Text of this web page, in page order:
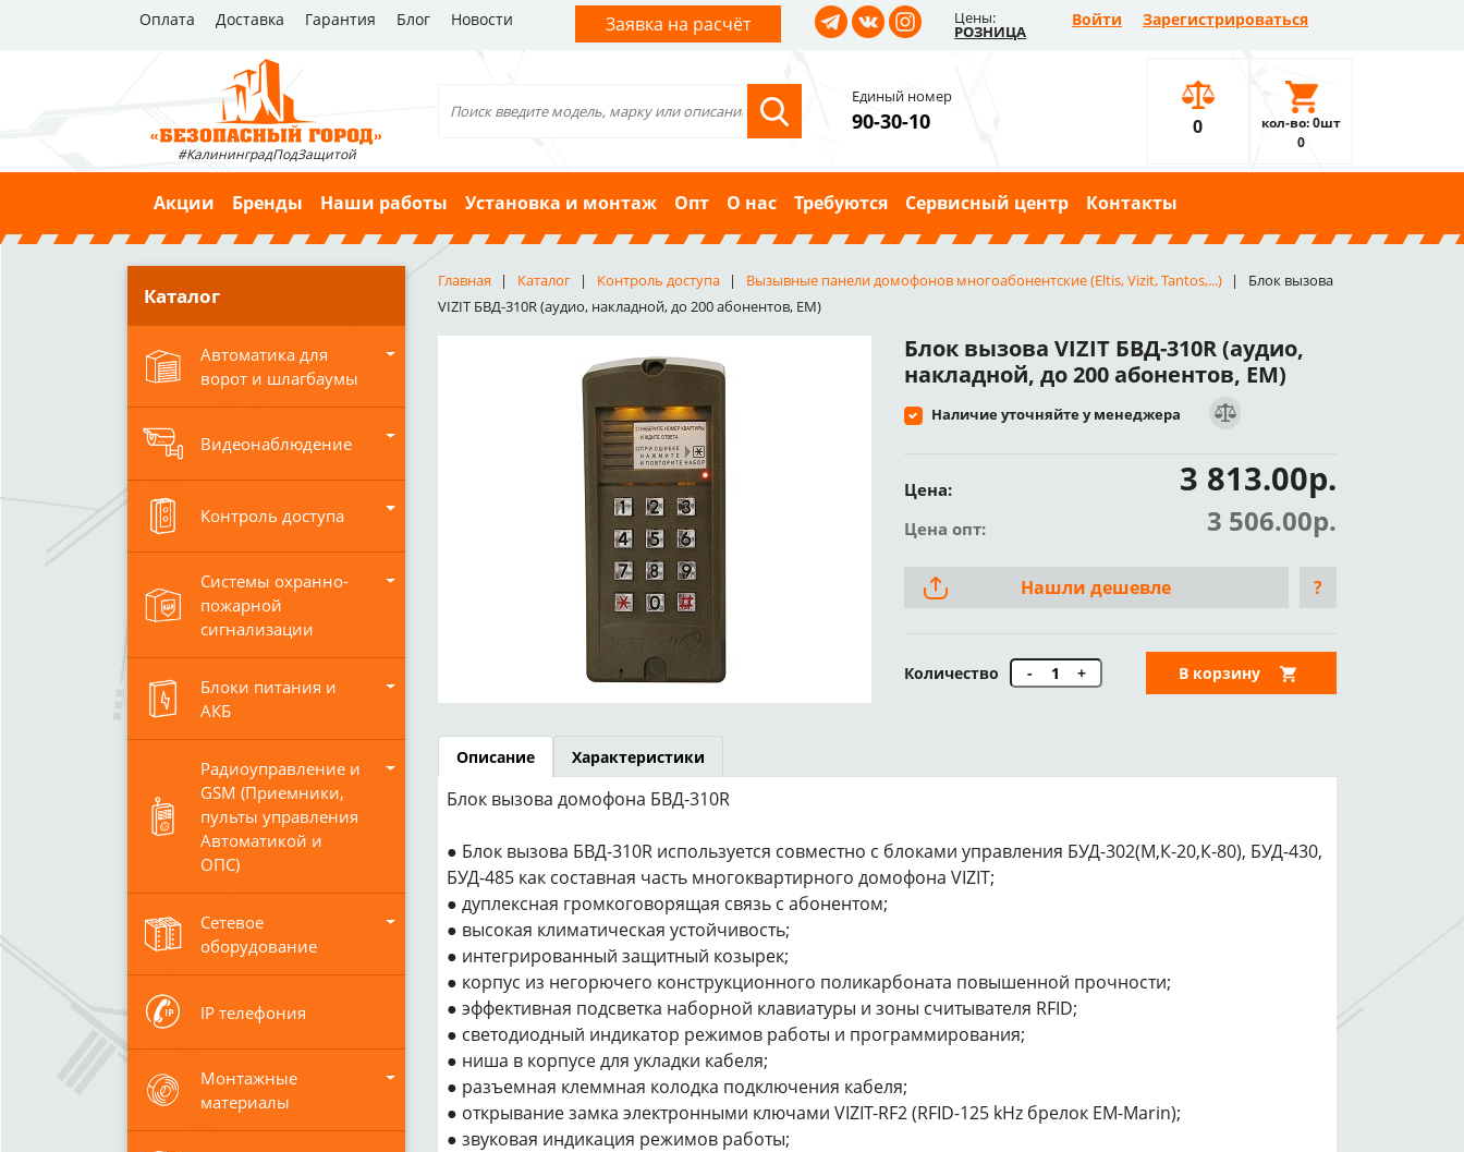
Оплата Доставка Гарантия Блог Новости Заявка на расчёт Цены:
РОЗНИЦА
Войти Зарегистрироваться
#КалининградПодЗащитой
Единый номер
90-30-10 0
кол-во: 0шт
0
Акции Бренды Наши работы Установка и монтаж Опт О нас Требуются Сервисный центр Контакты
Каталог
Автоматика для
ворот и шлагбаумы
Видеонаблюдение
Контроль доступа
Системы охранно-
пожарной
сигнализации
Блоки питания и
АКБ
Радиоуправление и
GSM (Приемники,
пульты управления
Автоматикой и
ОПС)
Сетевое
оборудование
IP телефония
Монтажные
материалы
Главная Каталог Контроль доступа Вызывные панели домофонов многоабонентские (Eltis, Vizit, Tantos,...)
Блок вызова
VIZIT БВД-310R (аудио, накладной, до 200 абонентов, EM)
Блок вызова VIZIT БВД-310R (аудио,
накладной, до 200 абонентов, EM)
Наличие уточняйте у менеджера
Цена: 3 813.00р.
Цена опт: 3 506.00р.
Нашли дешевле ?
Количество - + В корзину
Описание Характеристики
Блок вызова домофона БВД-310R
● Блок вызова БВД-310R используется совместно с блоками управления БУД-302(М,К-20,К-80), БУД-430,
БУД-485 как составная часть многоквартирного домофона VIZIT;
● дуплексная громкоговорящая связь с абонентом;
● высокая климатическая устойчивость;
● интегрированный защитный козырек;
● корпус из негорючего конструкционного поликарбоната повышенной прочности;
● эффективная подсветка наборной клавиатуры и зоны считывателя RFID;
● светодиодный индикатор режимов работы и программирования;
● ниша в корпусе для укладки кабеля;
● разъемная клеммная колодка подключения кабеля;
● открывание замка электронными ключами VIZIT-RF2 (RFID-125 kHz брелок EM-Marin);
● звуковая индикация режимов работы;